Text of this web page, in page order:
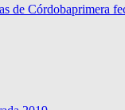
de Córdobaprimera